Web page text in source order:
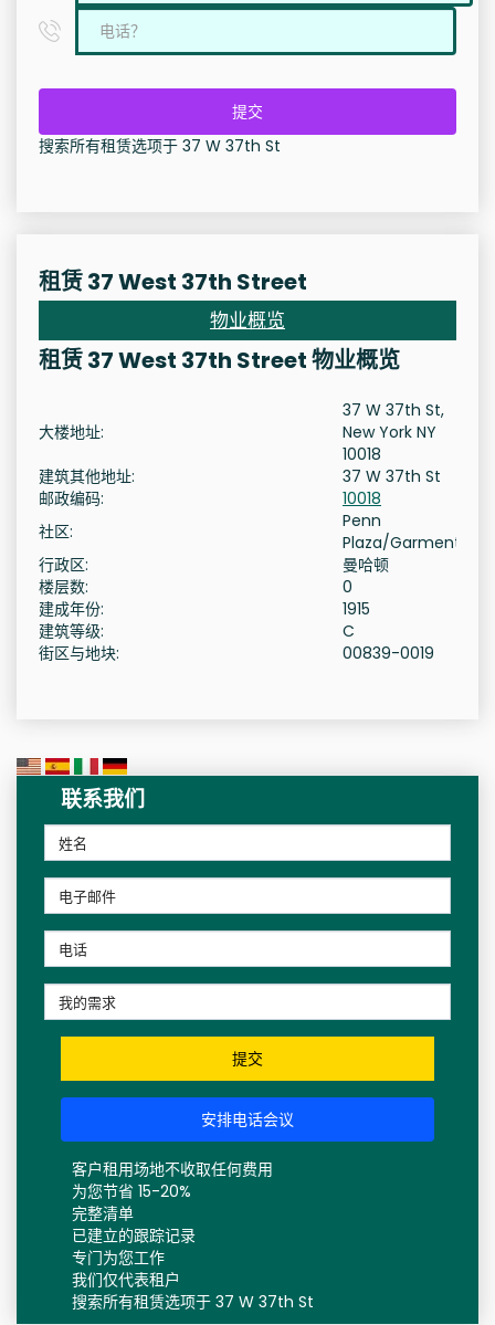
提交
搜索所有租赁选项于 37 W 37th St
租赁 37 West 37th Street
物业概览
租赁 37 West 37th Street 物业概览
大楼地址:
37 W 37th St,
New York NY
10018
建筑其他地址:
37 W 37th St
邮政编码:
10018
社区:
Penn
Plaza/Garment
行政区:
曼哈顿
楼层数:
0
建成年份:
1915
建筑等级:
C
街区与地块:
00839-0019
联系我们
提交
安排电话会议
客户租用场地不收取任何费用
为您节省 15-20%
完整清单
已建立的跟踪记录
专门为您工作
我们仅代表租户
搜索所有租赁选项于 37 W 37th St